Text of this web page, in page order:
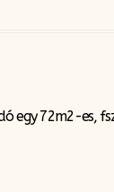
egy 72m2-es,